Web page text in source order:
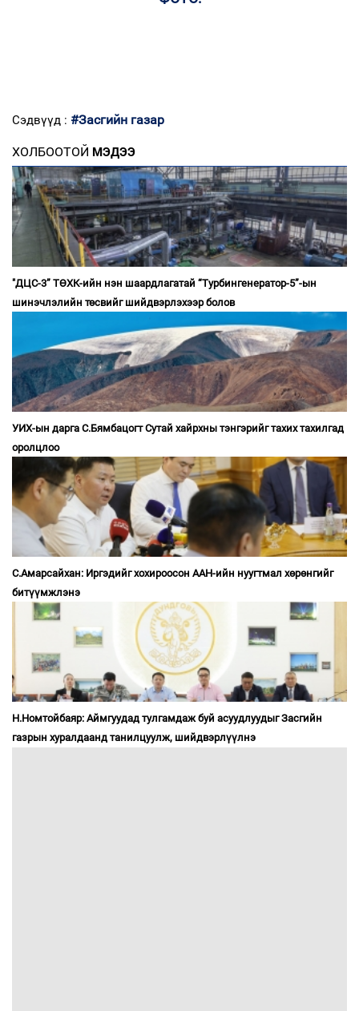
Сэдвүүд : #Засгийн газар
ХОЛБООТОЙ МЭДЭЭ
"ДЦС-3” ТӨХК-ийн нэн шаардлагатай “Турбингенератор-5”-ын
шинэчлэлийн төсвийг шийдвэрлэхээр болов
УИХ-ын дарга С.Бямбацогт Сутай хайрхны тэнгэрийг тахих тахилгад
оролцлоо
С.Амарсайхан: Иргэдийг хохироосон ААН-ийн нуугтмал хөрөнгийг
битүүмжлэнэ
Н.Номтойбаяр: Аймгуудад тулгамдаж буй асуудлуудыг Засгийн
газрын хуралдаанд танилцуулж, шийдвэрлүүлнэ